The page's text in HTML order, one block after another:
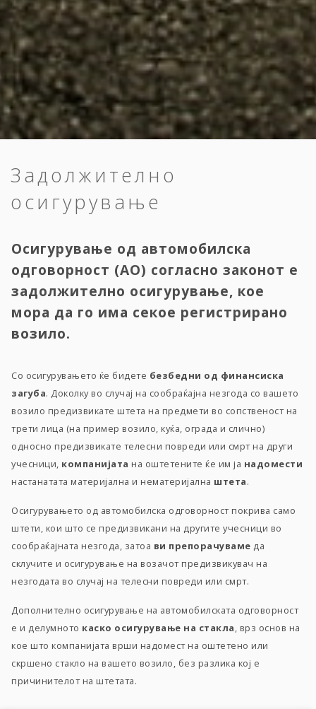
Задолжително
осигурување
Осигурување од автомобилска
одговорност (АО) согласно законот е
задолжително осигурување, кое
мора да го има секое регистрирано
возило.
Со осигурувањето ќе бидете безбедни од финансиска
загуба. Доколку во случај на сообраќајна незгода со вашето
возило предизвикате штета на предмети во сопственост на
трети лица (на пример возило, куќа, ограда и слично)
односно предизвикате телесни повреди или смрт на други
учесници, компанијата на оштетените ќе им ја надомести
настанатата материјална и нематеријална штета.
Осигурувањето од автомобилска одговорност покрива само
штети, кои што се предизвикани на другите учесници во
сообраќајната незгода, затоа ви препорачуваме да
склучите и осигурување на возачот предизвикувач на
незгодата во случај на телесни повреди или смрт.
Дополнително осигурување на автомобилската одговорност
е и делумното каско осигурување на стакла , врз основ на
кое што компанијата врши надомест на оштетено или
скршено стакло на вашето возило, без разлика кој е
причинителот на штетата.